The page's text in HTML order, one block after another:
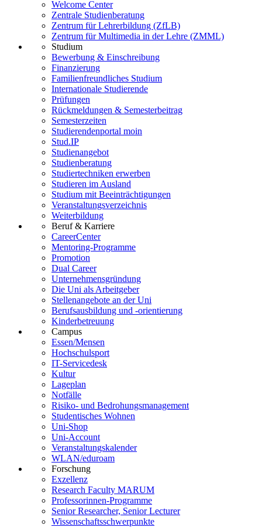
Welcome Center
Zentrale Studienberatung
Zentrum für Lehrerbildung (ZfLB)
Zentrum für Multimedia in der Lehre (ZMML)
Studium
Bewerbung & Einschreibung
Finanzierung
Familienfreundliches Studium
Internationale Studierende
Prüfungen
Rückmeldungen & Semesterbeitrag
Semesterzeiten
Studierendenportal moin
Stud.IP
Studienangebot
Studienberatung
Studiertechniken erwerben
Studieren im Ausland
Studium mit Beeinträchtigungen
Veranstaltungsverzeichnis
Weiterbildung
Beruf & Karriere
CareerCenter
Mentoring-Programme
Promotion
Dual Career
Unternehmensgründung
Die Uni als Arbeitgeber
Stellenangebote an der Uni
Berufsausbildung und -orientierung
Kinderbetreuung
Campus
Essen/Mensen
Hochschulsport
IT-Servicedesk
Kultur
Lageplan
Notfälle
Risiko- und Bedrohungsmanagement
Studentisches Wohnen
Uni-Shop
Uni-Account
Veranstaltungskalender
WLAN/eduroam
Forschung
Exzellenz
Research Faculty MARUM
Professorinnen-Programme
Senior Researcher, Senior Lecturer
Wissenschaftsschwerpunkte